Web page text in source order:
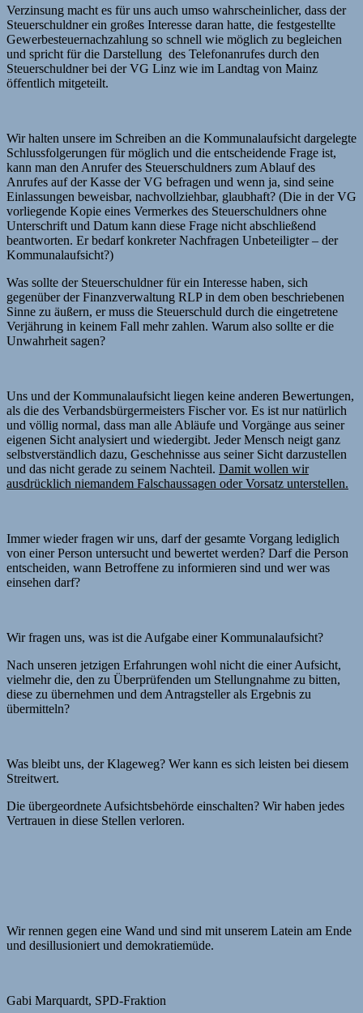
Verzinsung macht es für uns auch umso wahrscheinlicher, dass der
Steuerschuldner ein großes Interesse daran hatte, die festgestellte
Gewerbesteuernachzahlung so schnell wie möglich zu begleichen
und spricht für die Darstellung des Telefonanrufes durch den
Steuerschuldner bei der VG Linz wie im Landtag von Mainz
öffentlich mitgeteilt.
Wir halten unsere im Schreiben an die Kommunalaufsicht dargelegte
Schlussfolgerungen für möglich und die entscheidende Frage ist,
kann man den Anrufer des Steuerschuldners zum Ablauf des
Anrufes auf der Kasse der VG befragen und wenn ja, sind seine
Einlassungen beweisbar, nachvollziehbar, glaubhaft? (Die in der VG
vorliegende Kopie eines Vermerkes des Steuerschuldners ohne
Unterschrift und Datum kann diese Frage nicht abschließend
beantworten. Er bedarf konkreter Nachfragen Unbeteiligter – der
Kommunalaufsicht?)
Was sollte der Steuerschuldner für ein Interesse haben, sich
gegenüber der Finanzverwaltung RLP in dem oben beschriebenen
Sinne zu äußern, er muss die Steuerschuld durch die eingetretene
Verjährung in keinem Fall mehr zahlen. Warum also sollte er die
Unwahrheit sagen?
Uns und der Kommunalaufsicht liegen keine anderen Bewertungen,
als die des Verbandsbürgermeisters Fischer vor. Es ist nur natürlich
und völlig normal, dass man alle Abläufe und Vorgänge aus seiner
eigenen Sicht analysiert und wiedergibt. Jeder Mensch neigt ganz
selbstverständlich dazu, Geschehnisse aus seiner Sicht darzustellen
und das nicht gerade zu seinem Nachteil. Damit wollen wir
ausdrücklich niemandem Falschaussagen oder Vorsatz unterstellen.
Immer wieder fragen wir uns, darf der gesamte Vorgang lediglich
von einer Person untersucht und bewertet werden? Darf die Person
entscheiden, wann Betroffene zu informieren sind und wer was
einsehen darf?
Wir fragen uns, was ist die Aufgabe einer Kommunalaufsicht?
Nach unseren jetzigen Erfahrungen wohl nicht die einer Aufsicht,
vielmehr die, den zu Überprüfenden um Stellungnahme zu bitten,
diese zu übernehmen und dem Antragsteller als Ergebnis zu
übermitteln?
Was bleibt uns, der Klageweg? Wer kann es sich leisten bei diesem
Streitwert.
Die übergeordnete Aufsichtsbehörde einschalten? Wir haben jedes
Vertrauen in diese Stellen verloren.
Wir rennen gegen eine Wand und sind mit unserem Latein am Ende
und desillusioniert und demokratiemüde.
Gabi Marquardt, SPD-Fraktion